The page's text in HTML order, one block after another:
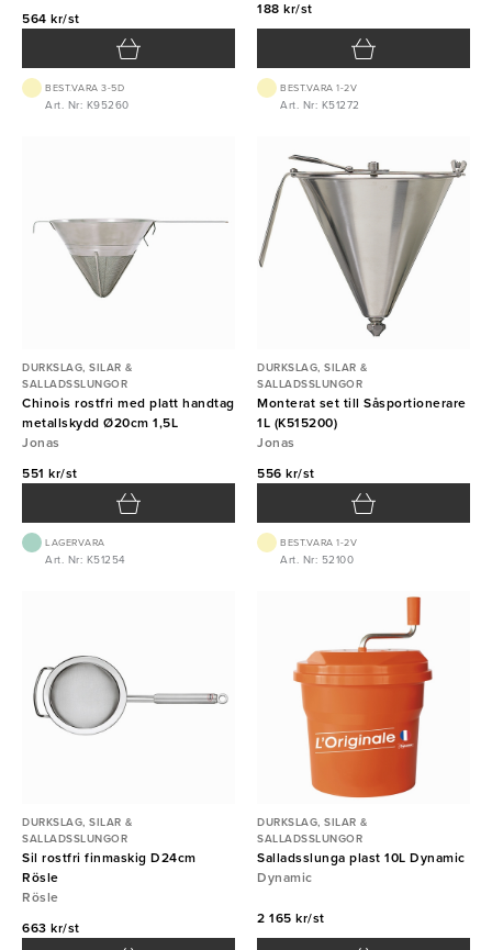
564 kr/st
BEST.VARA 3-5D
Art. Nr: K95260
188 kr/st
BEST.VARA 1-2V
Art. Nr: K51272
DURKSLAG, SILAR &
SALLADSSLUNGOR
Chinois rostfri med platt handtag
metallskydd Ø20cm 1,5L
Jonas
551 kr/st
LAGERVARA
Art. Nr: K51254
DURKSLAG, SILAR &
SALLADSSLUNGOR
Monterat set till Såsportionerare
1L (K515200)
Jonas
556 kr/st
BEST.VARA 1-2V
Art. Nr: 52100
DURKSLAG, SILAR &
SALLADSSLUNGOR
Sil rostfri finmaskig D24cm
Rösle
Rösle
663 kr/st
DURKSLAG, SILAR &
SALLADSSLUNGOR
Salladsslunga plast 10L Dynamic
Dynamic
2 165 kr/st